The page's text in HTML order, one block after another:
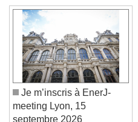
Text Background
Color Opacity
Caption Area
Color
Je m’inscris à EnerJ-
meeting Lyon, 15